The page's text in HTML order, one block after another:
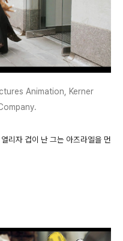
Animation, Kerner
리자 겁이 난 그는 아즈라엘을 먼